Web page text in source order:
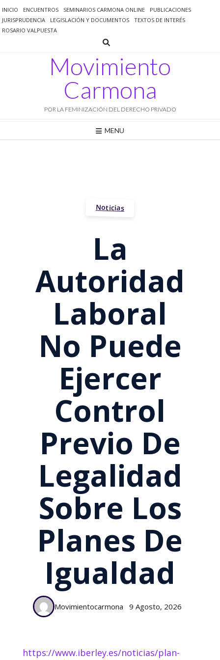
al
contenido
INICIO ENCUENTROS SEMINARIOS CARMONA ONLINE
PUBLICACIONES
JURISPRUDENCIA
LEGISLACIÓN Y DOCUMENTOS
TEXTOS DE INTERÉS
ROSARIO VALPUESTA
Movimiento
Carmona
POR LA FEMINIZACIÓN DEL DERECHO PRIVADO
MENU
Noticias
La
Autoridad
Laboral
No Puede
Ejercer
Control
Previo De
Legalidad
Sobre Los
Planes De
Igualdad
Movimientocarmona 9 Agosto, 2026
https://www.iberley.es/noticias/plan-